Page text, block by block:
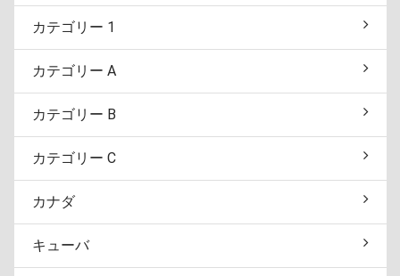
カテゴリー 1
カテゴリー A
カテゴリー B
カテゴリー C
カナダ
キューバ